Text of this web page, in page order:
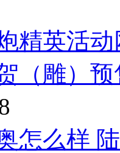
精英活
（雕）
怎么样